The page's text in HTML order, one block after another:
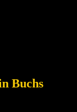
Buchs